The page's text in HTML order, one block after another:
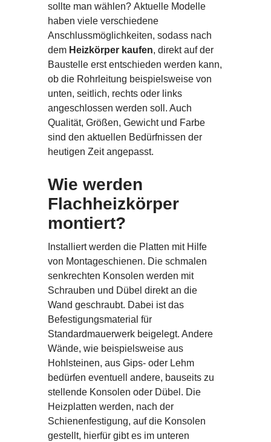
sollte man wählen? Aktuelle Modelle
haben viele verschiedene
Anschlussmöglichkeiten, sodass nach
dem Heizkörper kaufen, direkt auf der
Baustelle erst entschieden werden kann,
ob die Rohrleitung beispielsweise von
unten, seitlich, rechts oder links
angeschlossen werden soll. Auch
Qualität, Größen, Gewicht und Farbe
sind den aktuellen Bedürfnissen der
heutigen Zeit angepasst.
Wie werden
Flachheizkörper
montiert?
Installiert werden die Platten mit Hilfe
von Montageschienen. Die schmalen
senkrechten Konsolen werden mit
Schrauben und Dübel direkt an die
Wand geschraubt. Dabei ist das
Befestigungsmaterial für
Standardmauerwerk beigelegt. Andere
Wände, wie beispielsweise aus
Hohlsteinen, aus Gips- oder Lehm
bedürfen eventuell andere, bauseits zu
stellende Konsolen oder Dübel. Die
Heizplatten werden, nach der
Schienenfestigung, auf die Konsolen
gestellt, hierfür gibt es im unteren